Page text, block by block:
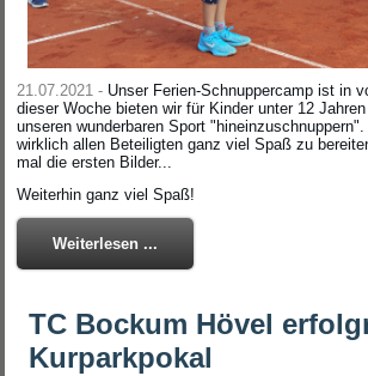
21.07.2021 - Unser Ferien-Schnuppercamp ist in
dieser Woche bieten wir für Kinder unter 12
unseren wunderbaren Sport
wirklich allen Beteiligten ganz viel Spaß zu
mal die ersten Bilder...
Weiterhin ganz viel Spaß!
Weiterlesen ...
TC Bockum Hövel
Kurparkpokal